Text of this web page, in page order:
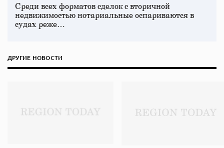
Среди всех форматов сделок с вторичной
недвижимостью нотариальные оспариваются в
судах реже…
ДРУГИЕ НОВОСТИ